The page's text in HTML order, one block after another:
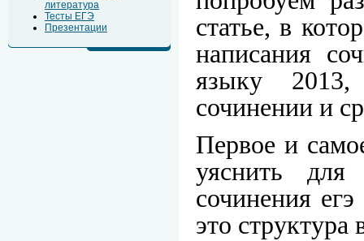
литература
Тесты ЕГЭ
Презентации
статье, в
написания
языку
сочинении и
Первое и
уяснить для
сочинения
это структура